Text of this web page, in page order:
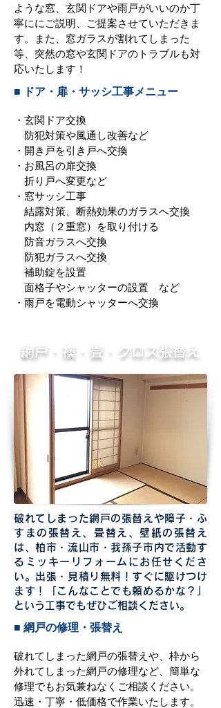
ような窓、玄関ドアや雨戸がいいのか丁
寧ににご説明、ご提案させていただきま
す。また、窓ガラスが割れてしまった
等、突然の窓や玄関ドアのトラブルも対
応いたします！
■ ドア・扉・サッシ工事メニュー
・玄関ドア交換
防犯対策や風通し改善など
・開き戸を引き戸へ交換
・お風呂の扉交換
折り戸へ変更など
・窓サッシ工事
結露対策、断熱効果のガラスへ交換
内窓（２重窓）を取り付ける
防音ガラスへ交換
防犯ガラスへ交換
補助錠を設置
面格子やシャッターの設置 など
・雨戸を電動シャッターへ交換
網戸・襖・畳・クロス張替え
破れてしまった網戸の張替えや障子・ふ
すまの張替え、畳替え、壁紙の張替え
は、柏市・流山市・我孫子市内で活動す
るミッキーリフォームにお任せくださ
い。出張・見積り無料！すぐに駆けつけ
ます！「こんなことでも頼めるかな？」
という工事でもぜひご相談ください。
■ 網戸の修理・張替え
破れてしまった網戸の張替えや、枠から
外れてしまった網戸の修理など、簡単な
修理でもお気兼ねなくご相談ください。
迅速・丁寧・低価格で作業いたします。